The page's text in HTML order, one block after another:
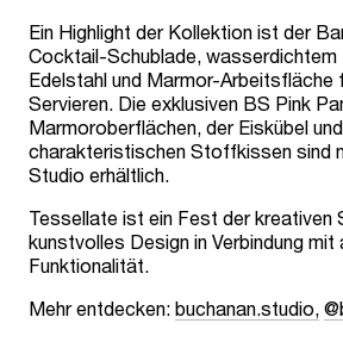
Ein Highlight der Kollektion ist der
Cocktail-Schublade, wasserdichtem
Edelstahl und Marmor-Arbeitsfläche
Servieren. Die exklusiven BS Pink
Marmoroberflächen, der Eiskübel
charakteristischen Stoffkissen sind
Studio erhältlich.
Tessellate ist ein Fest der kreativen
kunstvolles Design in Verbindung
Funktionalität.
Mehr entdecken: buchanan.studio,